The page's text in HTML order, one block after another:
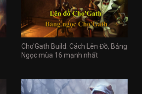
Cho'Gath Build: Cách Lên Đồ, Bảng
Ngọc mùa 16 mạnh nhất